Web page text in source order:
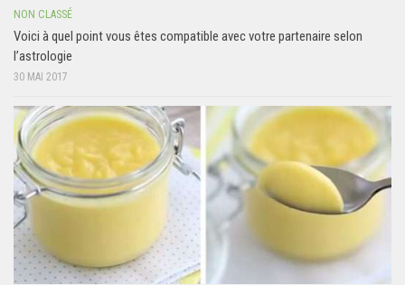
NON CLASSÉ
Voici à quel point vous êtes compatible avec votre partenaire selon
l’astrologie
30 MAI 2017